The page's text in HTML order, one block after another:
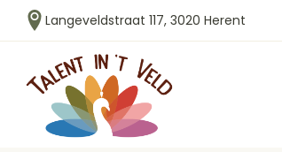
Langeveldstraat 117, 3020 Herent